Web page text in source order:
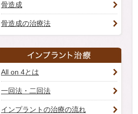
骨造成
骨造成の治療法
All on 4とは
一回法・二回法
インプラントの治療の流れ